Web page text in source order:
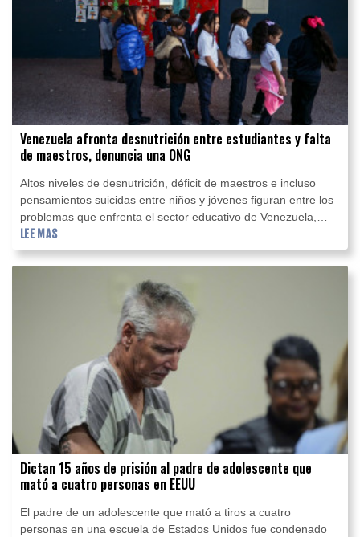
Venezuela afronta desnutrición entre estudiantes y falta
de maestros, denuncia una ONG
Altos niveles de desnutrición, déficit de maestros e incluso
pensamientos suicidas entre niños y jóvenes figuran entre los
problemas que enfrenta el sector educativo de Venezuela,
deteriorado por la profunda crisis económica de años
recientes, denunció el martes la ONG FundaRedes.
LEE MAS
Dictan 15 años de prisión al padre de adolescente que
mató a cuatro personas en EEUU
El padre de un adolescente que mató a tiros a cuatro
personas en una escuela de Estados Unidos fue condenado